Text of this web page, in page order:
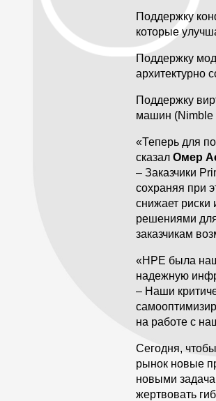
Поддержку
которые
Поддержку
архитектурно
Поддержку
машин (Nimble
«Теперь для
сказал Омер
– Заказчики
сохраняя при
снижает
решениями
заказчикам
«HPE была
надежную
– Наши
на работе с
Сегодня,
рынок новые
новыми
жертвовать